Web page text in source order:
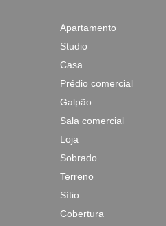
Apartamento
Studio
Casa
Prédio comercial
Galpão
Sala comercial
Loja
Sobrado
Terreno
Sítio
Cobertura